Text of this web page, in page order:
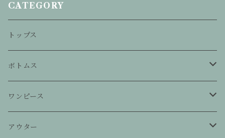
CATEGORY
トップス
ボトムス
スカート
パンツ
ワンピース
ワンピース
アウター